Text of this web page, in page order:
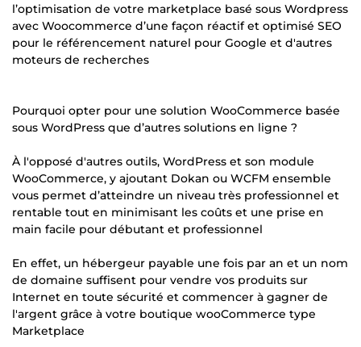
l’optimisation de votre marketplace basé sous Wordpress
avec Woocommerce d’une façon réactif et optimisé SEO
pour le référencement naturel pour Google et d'autres
moteurs de recherches
Pourquoi opter pour une solution WooCommerce basée
sous WordPress que d’autres solutions en ligne ?
À l'opposé d'autres outils, WordPress et son module
WooCommerce, y ajoutant Dokan ou WCFM ensemble
vous permet d’atteindre un niveau très professionnel et
rentable tout en minimisant les coûts et une prise en
main facile pour débutant et professionnel
En effet, un hébergeur payable une fois par an et un nom
de domaine suffisent pour vendre vos produits sur
Internet en toute sécurité et commencer à gagner de
l'argent grâce à votre boutique wooCommerce type
Marketplace